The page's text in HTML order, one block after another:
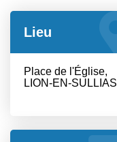
Lieu
Place de l'Église,
LION-EN-SULLIAS